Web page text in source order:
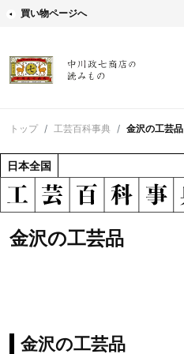
買い物ページへ
トップ 工芸百科事典 金沢の工芸品
日本全国
金沢の工芸品
金沢の工芸品